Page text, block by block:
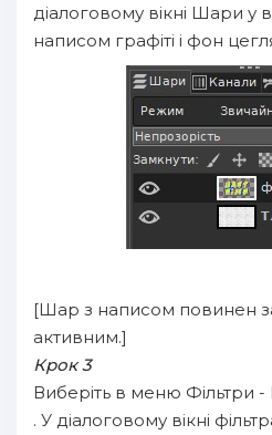
діалоговому вікні Шари у
написом графіті і фон
[Шар з написом повинен
активним.]
Крок 3
Виберіть в меню Фільтри
. У діалоговому вікні